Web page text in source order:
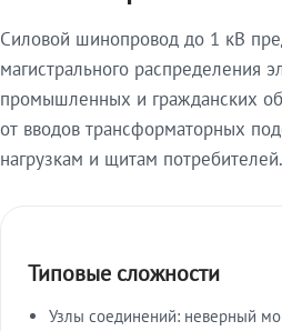
Силовой шинопровод до 1 кВ
магистрального распределения
промышленных и гражданских
от вводов трансформаторных
нагрузкам и щитам потребителей.
Типовые сложности
Узлы соединений: неверный